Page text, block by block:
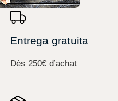
Entrega gratuita
Dès 250€ d’achat